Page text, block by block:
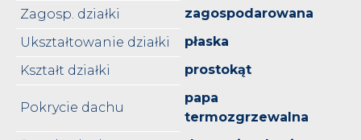
Zagosp. działki
zagospodarowana
Ukształtowanie działki
płaska
Kształt działki
prostokąt
Pokrycie dachu
papa
termozgrzewalna